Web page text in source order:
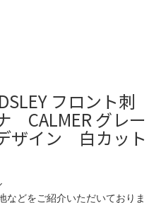
フロント刺
CALMER グレー
ザイン 白カット
などをご紹介いただいておりま